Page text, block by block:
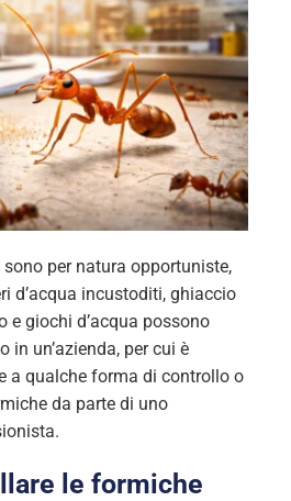
per natura opportuniste,
d’acqua incustoditi, ghiaccio
e giochi d’acqua possono
in un’azienda, per cui è
a qualche forma di controllo o
da parte di uno
le formiche